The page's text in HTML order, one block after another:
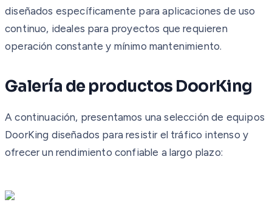
diseñados específicamente para aplicaciones de uso
continuo, ideales para proyectos que requieren
operación constante y mínimo mantenimiento.
Galería de productos DoorKing
A continuación, presentamos una selección de equipos
DoorKing diseñados para resistir el tráfico intenso y
ofrecer un rendimiento confiable a largo plazo: